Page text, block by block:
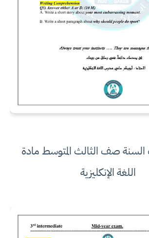
صف الثالث المتوسط مادة
اللغة الإنكليزية